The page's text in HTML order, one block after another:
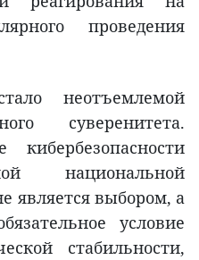
проведения
неотъемлемой
суверенитета.
кибербезопасности
национальной
является выбором, а
условие
стабильности,